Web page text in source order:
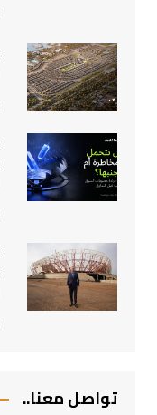
تواصل معنا..